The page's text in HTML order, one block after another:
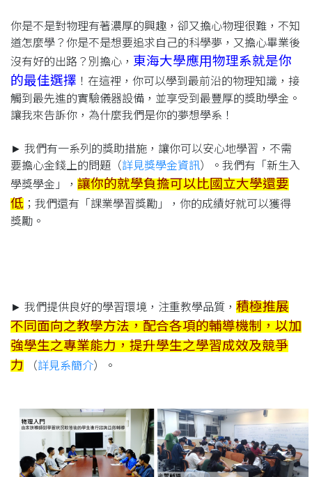
你是不是對物理有著濃厚的興趣，卻又擔心物理很難，不知
道怎麼學？你是不是想要追求自己的科學夢，又擔心畢業後
沒有好的出路？別擔心， 東海大學應用物理系就是你
的最佳選擇 ！在這裡，你可以學到最前沿的物理知識，接
觸到最先進的實驗儀器設備，並享受到最豐厚的獎助學金。
讓我來告訴你，為什麼我們是你的夢想學系！
► 我們有一系列的獎助措施，讓你可以安心地學習，不需
要擔心金錢上的問題（詳見獎學金資訊）。我們有「新生入
學獎學金」， 讓你的就學負擔可以比國立大學還要
低 ；我們還有「課業學習獎勵」，你的成績好就可以獲得
獎勵。
► 我們提供良好的學習環境，注重教學品質， 積極推展
不同面向之教學方法，配合各項的輔導機制，以加
強學生之專業能力，提升學生之學習成效及競爭
力
（詳見系簡介）。